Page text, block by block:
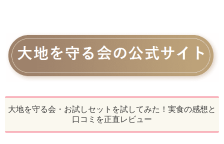
大地を守る会・お試しセットを試してみた！実食の感想と
口コミを正直レビュー